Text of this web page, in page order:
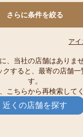
さらに条件を絞る
ア
、当社の店舗はありま
すると、最寄の店舗一
す。
こちらから再検索して
近くの店舗を探す